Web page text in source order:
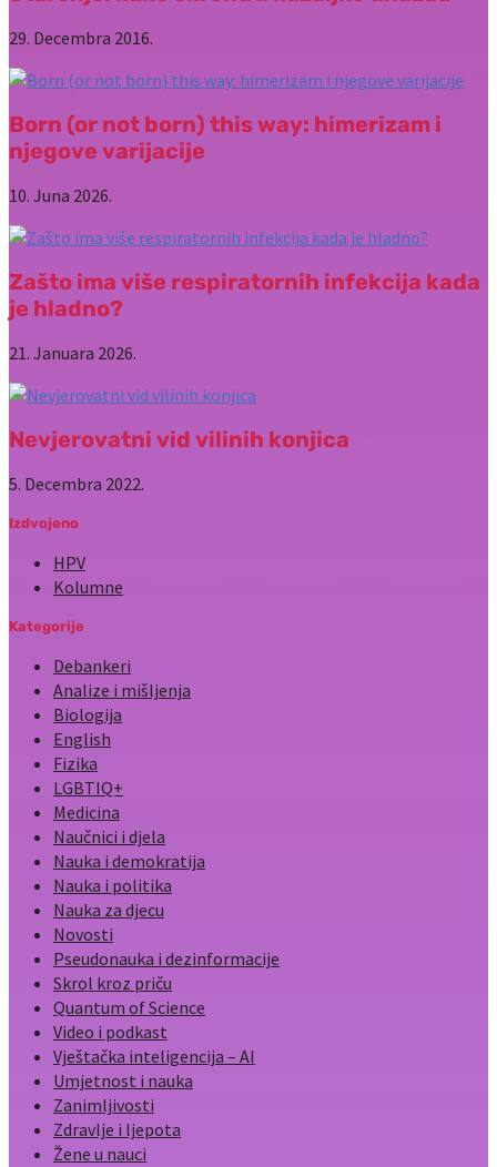
29. Decembra 2016.
Born (or not born) this way: himerizam i
njegove varijacije
10. Juna 2026.
Zašto ima više respiratornih infekcija kada
je hladno?
21. Januara 2026.
Nevjerovatni vid vilinih konjica
5. Decembra 2022.
Izdvojeno
HPV
Kolumne
Kategorije
Debankeri
Analize i mišljenja
Biologija
English
Fizika
LGBTIQ+
Medicina
Naučnici i djela
Nauka i demokratija
Nauka i politika
Nauka za djecu
Novosti
Pseudonauka i dezinformacije
Skrol kroz priču
Quantum of Science
Video i podkast
Vještačka inteligencija – AI
Umjetnost i nauka
Zanimljivosti
Zdravlje i ljepota
Žene u nauci